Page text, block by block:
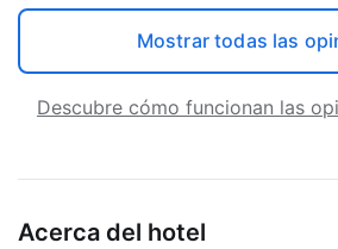
Mostrar todas las
Descubre cómo funcionan las
Acerca del hotel